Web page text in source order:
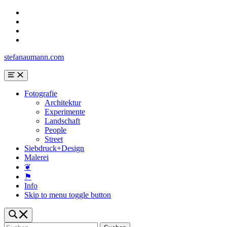
form
footer
stefanaumann.com
Menu
Fotografie
Architektur
Experimente
Landschaft
People
Street
Siebdruck+Design
Malerei
❦
⚑
Info
Skip to menu toggle button
search